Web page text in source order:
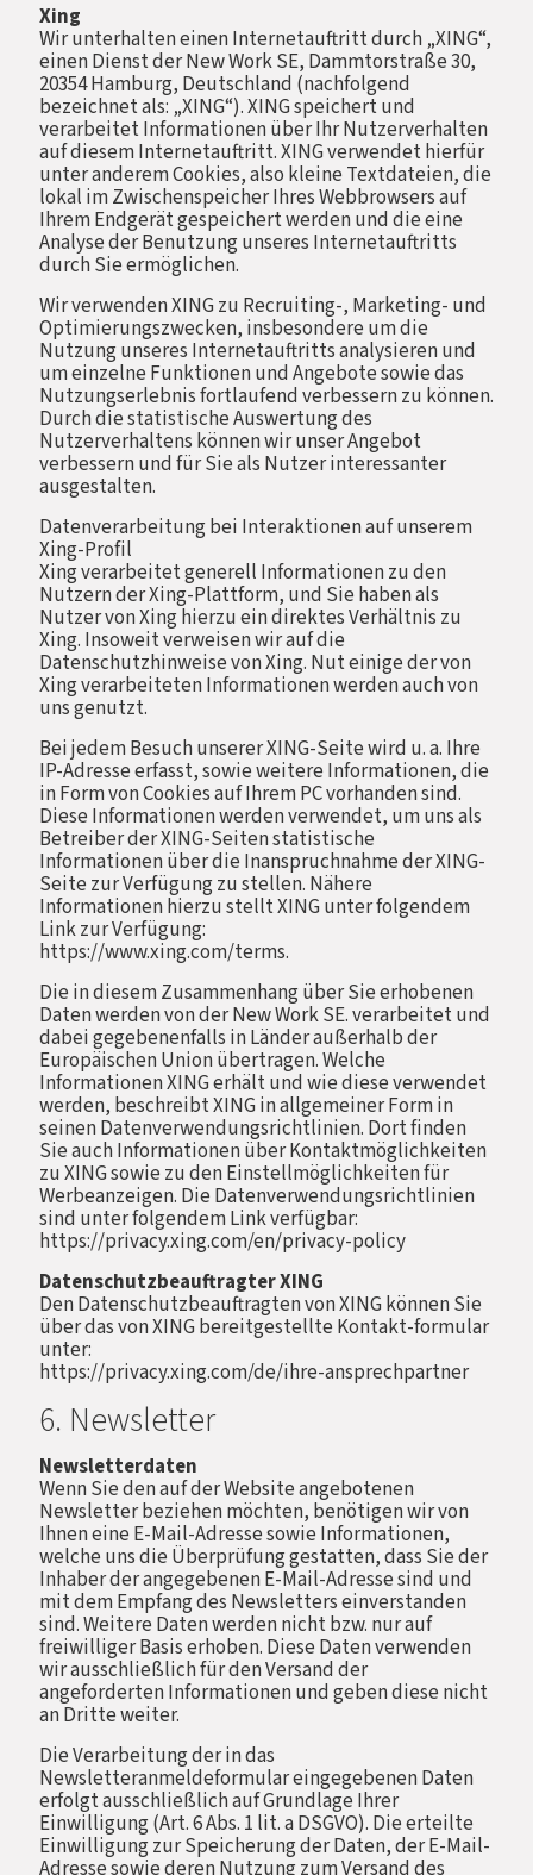
Xing
Wir unterhalten einen Internetauftritt durch „XING“,
einen Dienst der New Work SE, Dammtorstraße 30,
20354 Hamburg, Deutschland (nachfolgend
bezeichnet als: „XING“). XING speichert und
verarbeitet Informationen über Ihr Nutzerverhalten
auf diesem Internetauftritt. XING verwendet hierfür
unter anderem Cookies, also kleine Textdateien, die
lokal im Zwischenspeicher Ihres Webbrowsers auf
Ihrem Endgerät gespeichert werden und die eine
Analyse der Benutzung unseres Internetauftritts
durch Sie ermöglichen.
Wir verwenden XING zu Recruiting-, Marketing- und
Optimierungszwecken, insbesondere um die
Nutzung unseres Internetauftritts analysieren und
um einzelne Funktionen und Angebote sowie das
Nutzungserlebnis fortlaufend verbessern zu können.
Durch die statistische Auswertung des
Nutzerverhaltens können wir unser Angebot
verbessern und für Sie als Nutzer interessanter
ausgestalten.
Datenverarbeitung bei Interaktionen auf unserem
Xing-Profil
Xing verarbeitet generell Informationen zu den
Nutzern der Xing-Plattform, und Sie haben als
Nutzer von Xing hierzu ein direktes Verhältnis zu
Xing. Insoweit verweisen wir auf die
Datenschutzhinweise von Xing. Nut einige der von
Xing verarbeiteten Informationen werden auch von
uns genutzt.
Bei jedem Besuch unserer XING-Seite wird u. a. Ihre
IP-Adresse erfasst, sowie weitere Informationen, die
in Form von Cookies auf Ihrem PC vorhanden sind.
Diese Informationen werden verwendet, um uns als
Betreiber der XING-Seiten statistische
Informationen über die Inanspruchnahme der XING-
Seite zur Verfügung zu stellen. Nähere
Informationen hierzu stellt XING unter folgendem
Link zur Verfügung:
https://www.xing.com/terms.
Die in diesem Zusammenhang über Sie erhobenen
Daten werden von der New Work SE. verarbeitet und
dabei gegebenenfalls in Länder außerhalb der
Europäischen Union übertragen. Welche
Informationen XING erhält und wie diese verwendet
werden, beschreibt XING in allgemeiner Form in
seinen Datenverwendungsrichtlinien. Dort finden
Sie auch Informationen über Kontaktmöglichkeiten
zu XING sowie zu den Einstellmöglichkeiten für
Werbeanzeigen. Die Datenverwendungsrichtlinien
sind unter folgendem Link verfügbar:
https://privacy.xing.com/en/privacy-policy
Datenschutzbeauftragter XING
Den Datenschutzbeauftragten von XING können Sie
über das von XING bereitgestellte Kontakt-formular
unter:
https://privacy.xing.com/de/ihre-ansprechpartner
6. Newsletter
Newsletterdaten
Wenn Sie den auf der Website angebotenen
Newsletter beziehen möchten, benötigen wir von
Ihnen eine E-Mail-Adresse sowie Informationen,
welche uns die Überprüfung gestatten, dass Sie der
Inhaber der angegebenen E-Mail-Adresse sind und
mit dem Empfang des Newsletters einverstanden
sind. Weitere Daten werden nicht bzw. nur auf
freiwilliger Basis erhoben. Diese Daten verwenden
wir ausschließlich für den Versand der
angeforderten Informationen und geben diese nicht
an Dritte weiter.
Die Verarbeitung der in das
Newsletteranmeldeformular eingegebenen Daten
erfolgt ausschließlich auf Grundlage Ihrer
Einwilligung (Art. 6 Abs. 1 lit. a DSGVO). Die erteilte
Einwilligung zur Speicherung der Daten, der E-Mail-
Adresse sowie deren Nutzung zum Versand des